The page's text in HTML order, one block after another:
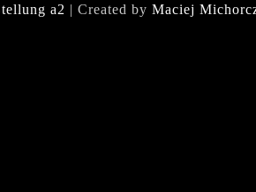
a2 | Created by Maciej